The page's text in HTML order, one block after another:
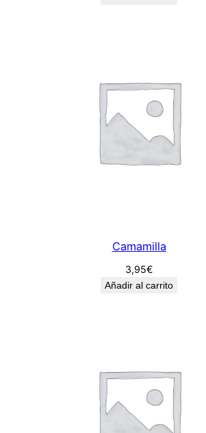
Camamilla
3,95€
Añadir al carrito